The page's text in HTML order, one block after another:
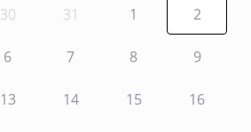
30 31 1 2
6 7 8 9
13 14 15 16